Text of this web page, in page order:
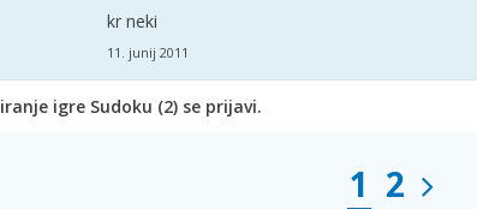
kr neki
11. junij 2011
igre Sudoku (2) se prijavi.
1 2